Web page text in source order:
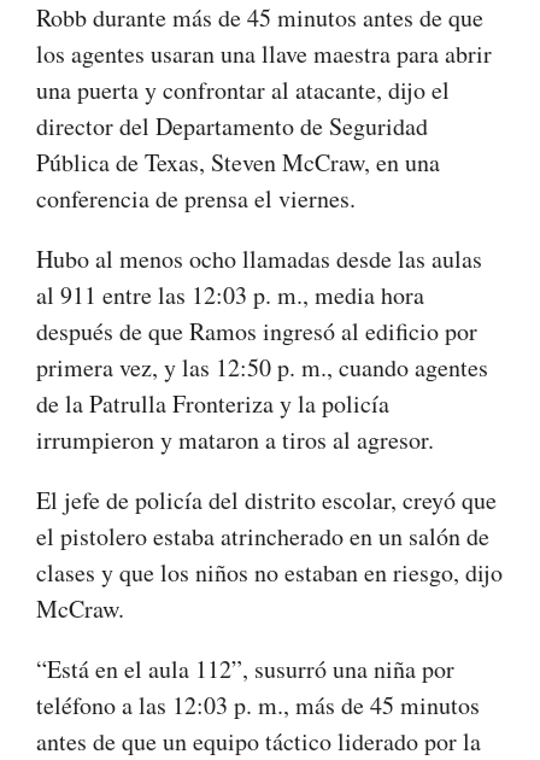
Robb durante más de 45 minutos antes de que
los agentes usaran una llave maestra para abrir
una puerta y confrontar al atacante, dijo el
director del Departamento de Seguridad
Pública de Texas, Steven McCraw, en una
conferencia de prensa el viernes.
Hubo al menos ocho llamadas desde las aulas
al 911 entre las 12:03 p. m., media hora
después de que Ramos ingresó al edificio por
primera vez, y las 12:50 p. m., cuando agentes
de la Patrulla Fronteriza y la policía
irrumpieron y mataron a tiros al agresor.
El jefe de policía del distrito escolar, creyó que
el pistolero estaba atrincherado en un salón de
clases y que los niños no estaban en riesgo, dijo
McCraw.
“Está en el aula 112”, susurró una niña por
teléfono a las 12:03 p. m., más de 45 minutos
antes de que un equipo táctico liderado por la